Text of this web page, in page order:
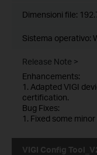
Dimensioni file:
Sistema operativo:
Release Note >
Enhancements:
1. Adapted VIGI
certification.
Bug Fixes:
1. Fixed some minor
VIGI Config